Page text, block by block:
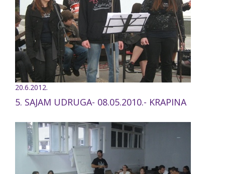
20.6.2012.
5. SAJAM UDRUGA- 08.05.2010.- KRAPINA